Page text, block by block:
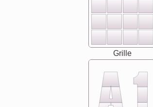
Grille